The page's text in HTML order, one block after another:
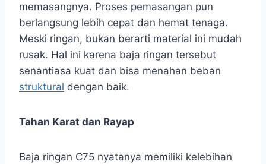
memasangnya. Proses pemasangan pun
berlangsung lebih cepat dan hemat tenaga.
Meski ringan, bukan berarti material ini mudah
rusak. Hal ini karena baja ringan tersebut
senantiasa kuat dan bisa menahan beban
struktural dengan baik.
Tahan Karat dan Rayap
Baja ringan C75 nyatanya memiliki kelebihan